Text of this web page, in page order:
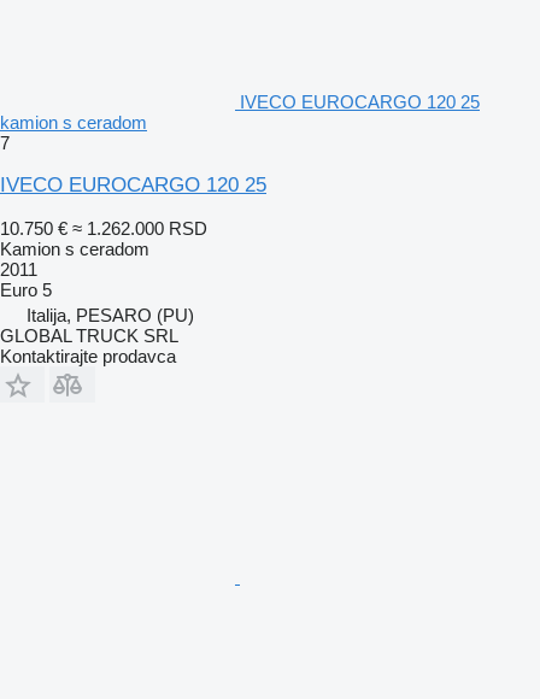
IVECO EUROCARGO 120 25
kamion s ceradom
7
IVECO EUROCARGO 120 25
10.750 € ≈ 1.262.000 RSD
Kamion s ceradom
2011
Euro 5
Italija, PESARO (PU)
GLOBAL TRUCK SRL
Kontaktirajte prodavca